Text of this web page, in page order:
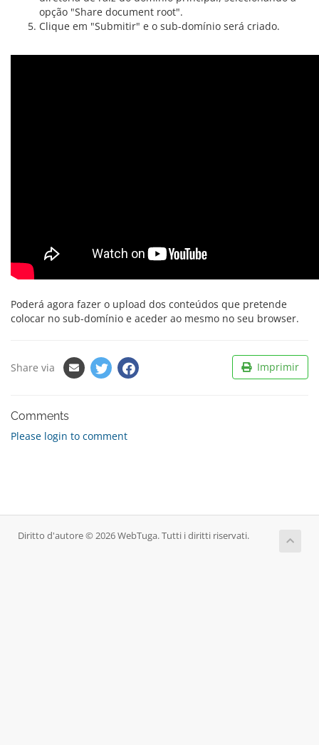
opção "Share document root".
Clique em "Submitir" e o sub-domínio será criado.
Poderá agora fazer o upload dos conteúdos que pretende
colocar no sub-domínio e aceder ao mesmo no seu browser.
Imprimir
Share via
Comments
Please login to comment
Diritto d'autore © 2026 WebTuga. Tutti i diritti riservati.